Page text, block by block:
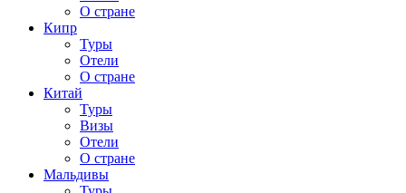
О стране
Кипр
Туры
Отели
О стране
Китай
Туры
Визы
Отели
О стране
Мальдивы